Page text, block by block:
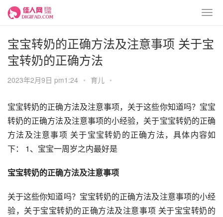
宝宝转奶的正确方法及注意事项 关于宝
宝转奶的正确方法
2023年2月9日 pm1:24 • 育儿 •
宝宝转奶的正确方法及注意事项，关于这些你知道吗？宝宝
转奶的正确方法及注意事项的小经验，关于宝宝转奶的正确
方法及注意事项 关于宝宝转奶的正确方法，具体内容如
下： 1、宝宝一周岁之内最好是
宝宝转奶的正确方法及注意事项
关于这些你知道吗？宝宝转奶的正确方法及注意事项的小经
验，关于宝宝转奶的正确方法及注意事项 关于宝宝转奶的